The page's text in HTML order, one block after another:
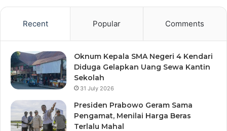
Recent Popular Comments
Oknum Kepala SMA Negeri 4 Kendari
Diduga Gelapkan Uang Sewa Kantin
Sekolah
31 July 2026
Presiden Prabowo Geram Sama
Pengamat, Menilai Harga Beras
Terlalu Mahal